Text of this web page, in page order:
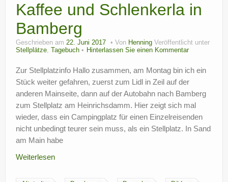
Kaffee und Schlenkerla in
Bamberg
Geschrieben am 22. Juni 2017 Von Henning Veröffentlicht unter
Stellplätze, Tagebuch Hinterlassen Sie einen Kommentar
Zur Stellplatzinfo Hallo zusammen, am Montag bin ich ein
Stück weiter gefahren, zuerst zum Lidl in Zeil auf der
anderen Mainseite, dann auf der Autobahn nach Bamberg
zum Stellplatz am Heinrichsdamm. Hier zeigt sich mal
wieder, dass ein Campingplatz für einen Einzelreisenden
nicht unbedingt teurer sein muss, als ein Stellplatz. In Sand
am Main habe
Weiterlesen